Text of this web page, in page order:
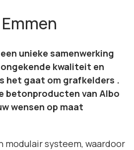
unieke samenwerking
kwaliteit en
het gaat om grafkelders .
betonproducten van Albo
wensen op maat
modulair systeem, waardoor